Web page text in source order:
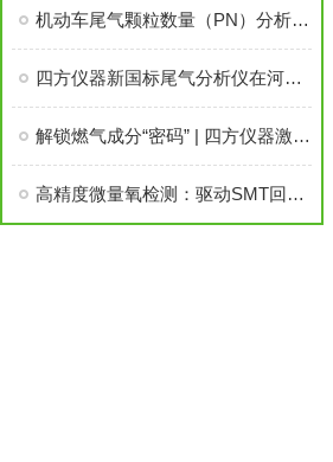
机动车尾气颗粒数量（PN）分析仪的法规技术要求与全系列产品解决方案
四方仪器新国标尾气分析仪在河南省批量投入市场
解锁燃气成分“密码” | 四方仪器激光拉曼实现高精度贸易公平结算
高精度微量氧检测：驱动SMT回流焊工艺升级的核心引擎